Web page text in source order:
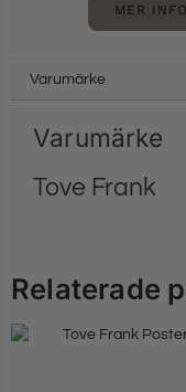
MER
Varumärke
Varumärke
Tove Frank
Relaterade